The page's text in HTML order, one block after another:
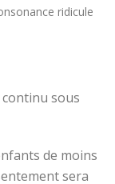
ridicule
continu sous
de moins
sera